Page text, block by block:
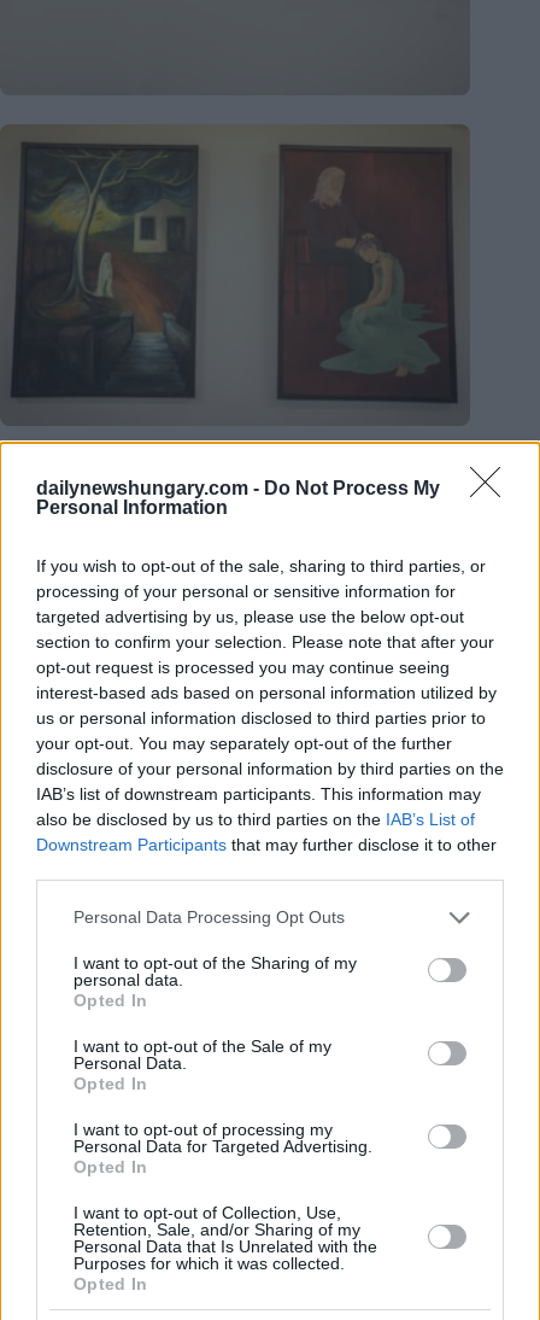
dailynewshungary.com - Do Not Process My
Personal Information
If you wish to opt-out of the sale, sharing to third parties, or
processing of your personal or sensitive information for
targeted advertising by us, please use the below opt-out
section to confirm your selection. Please note that after your
opt-out request is processed you may continue seeing
interest-based ads based on personal information utilized by
us or personal information disclosed to third parties prior to
your opt-out. You may separately opt-out of the further
disclosure of your personal information by third parties on the
IAB’s list of downstream participants. This information may
also be disclosed by us to third parties on the IAB’s List of
Downstream Participants that may further disclose it to other
Please note that this website/app uses one or more Google
not limited to your visit or usage behaviour. You may click to
grant or deny consent to Google and its third-party tags to
use your data for below specified purposes in below Google
consent section.
Personal Data Processing Opt Outs
I want to opt-out of the Sharing of my
personal data.
Opted In
I want to opt-out of the Sale of my
Personal Data.
Opted In
I want to opt-out of processing my
Personal Data for Targeted Advertising.
Opted In
I want to opt-out of Collection, Use,
Retention, Sale, and/or Sharing of my
Personal Data that Is Unrelated with the
Purposes for which it was collected.
Opted In